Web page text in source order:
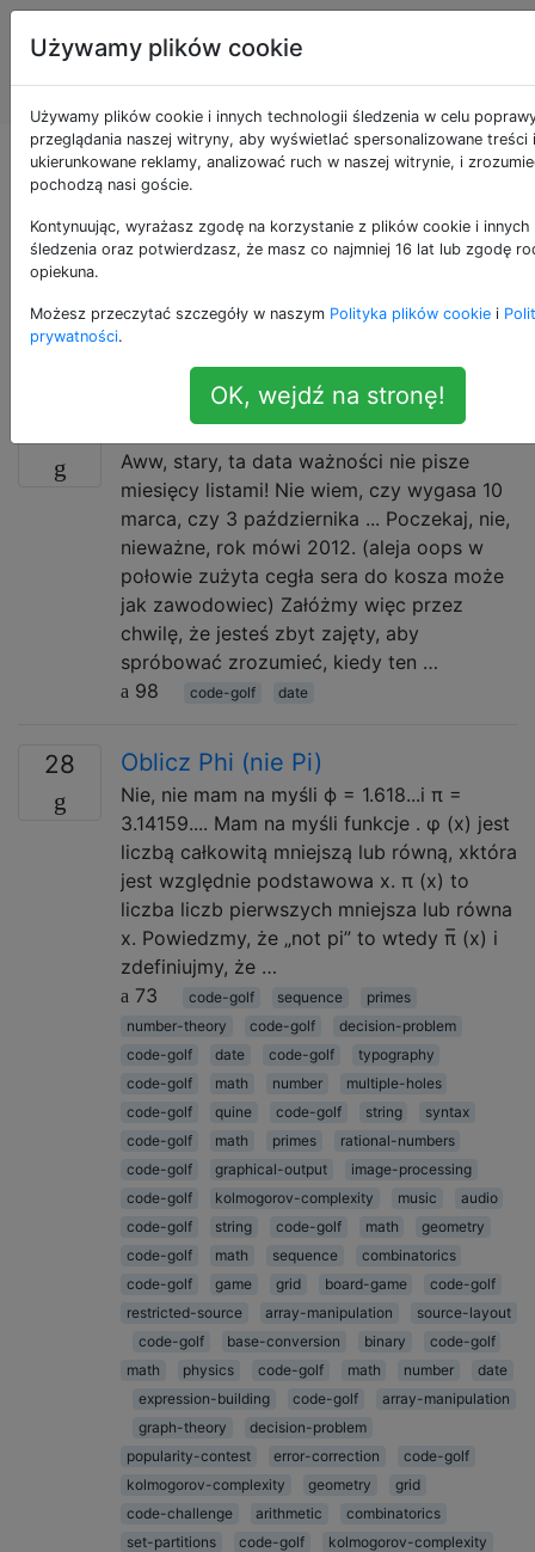
Programowanie
puzzli i Code
Golf
Pytania otagowane
jako date
manipulowanie, akceptowanie jako danych
wejściowych, generowanie lub obliczanie dat
kalendarzowych lub godzin zegarowych.
Czy moje mleko wygasło?
Aww, stary, ta data ważności nie pisze
miesięcy listami! Nie wiem, czy wygasa 10
marca, czy 3 października ... Poczekaj, nie,
nieważne, rok mówi 2012. (aleja oops w
połowie zużyta cegła sera do kosza może
jak zawodowiec) Załóżmy więc przez
chwilę, że jesteś zbyt zajęty, aby
spróbować zrozumieć, kiedy ten …
98
code-golf date
28 Oblicz Phi (nie Pi)
Nie, nie mam na myśli ϕ = 1.618...i π =
3.14159.... Mam na myśli funkcje . φ (x) jest
liczbą całkowitą mniejszą lub równą, xktóra
jest względnie podstawowa x. π (x) to
liczba liczb pierwszych mniejsza lub równa
x. Powiedzmy, że „not pi” to wtedy π̅ (x) i
zdefiniujmy, że …
73
code-golf sequence
primes
number-theory
code-golf
decision-problem
code-golf
date code-golf
typography
code-golf
math number
multiple-holes
code-golf
quine code-golf string
syntax
code-golf
math primes
rational-numbers
code-golf
graphical-output
image-processing
code-golf
kolmogorov-complexity music
audio
code-golf
string code-golf math
geometry
code-golf
math sequence
combinatorics
code-golf
game grid board-game
code-golf
restricted-source
array-manipulation
source-layout
code-golf
base-conversion binary
code-golf
math
physics code-golf math number
date
expression-building
code-golf
array-manipulation
graph-theory
decision-problem
popularity-contest
error-correction
code-golf
kolmogorov-complexity
geometry
grid
code-challenge
arithmetic
combinatorics
set-partitions
code-golf
kolmogorov-complexity
Używamy plików cookie
Używamy plików cookie i innych technologii śledzenia w celu
przeglądania naszej witryny, aby wyświetlać spersonalizowane treści i
ukierunkowane reklamy, analizować ruch w naszej witrynie, i
pochodzą nasi goście.
Kontynuując, wyrażasz zgodę na korzystanie z plików cookie i
śledzenia oraz potwierdzasz, że masz co najmniej 16 lat lub zgodę
opiekuna.
Możesz przeczytać szczegóły w naszym Polityka plików cookie i
prywatności.
OK, wejdź na stronę!